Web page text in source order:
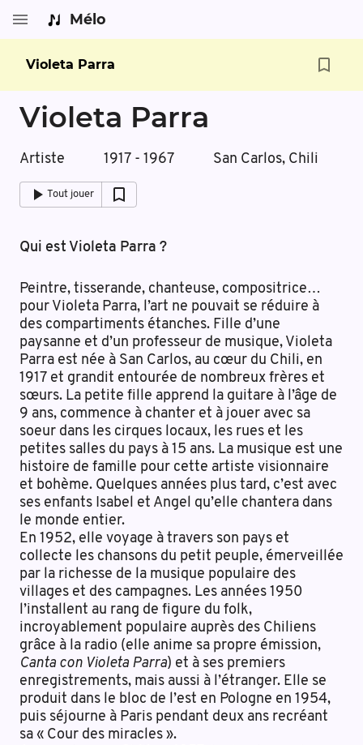
Mélo
Violeta Parra
Violeta Parra
Artiste 1917 - 1967 San Carlos, Chili
Tout jouer
Qui est Violeta Parra ?
Peintre, tisserande, chanteuse, compositrice…
pour Violeta Parra, l’art ne pouvait se réduire à
des compartiments étanches. Fille d’une
paysanne et d’un professeur de musique, Violeta
Parra est née à San Carlos, au cœur du Chili, en
1917 et grandit entourée de nombreux frères et
sœurs. La petite fille apprend la guitare à l’âge de
9 ans, commence à chanter et à jouer avec sa
soeur dans les cirques locaux, les rues et les
petites salles du pays à 15 ans. La musique est une
histoire de famille pour cette artiste visionnaire
et bohème. Quelques années plus tard, c’est avec
ses enfants Isabel et Angel qu’elle chantera dans
le monde entier.
En 1952, elle voyage à travers son pays et
collecte les chansons du petit peuple, émerveillée
par la richesse de la musique populaire des
villages et des campagnes. Les années 1950
l’installent au rang de figure du folk,
incroyablement populaire auprès des Chiliens
grâce à la radio (elle anime sa propre émission,
Canta con Violeta Parra) et à ses premiers
enregistrements, mais aussi à l’étranger. Elle se
produit dans le bloc de l’est en Pologne en 1954,
puis séjourne à Paris pendant deux ans recréant
sa « Cour des miracles ».